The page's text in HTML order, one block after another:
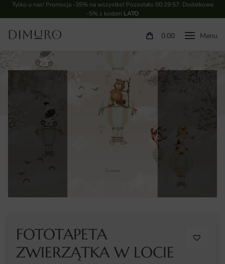
Tylko u nas! Promocja -35% na wszystko! Pozostało 00:29:56. Dodatkowe
-5% z kodem LATO
0.00
FOTOTAPETA
ZWIERZĄTKA W LOCIE